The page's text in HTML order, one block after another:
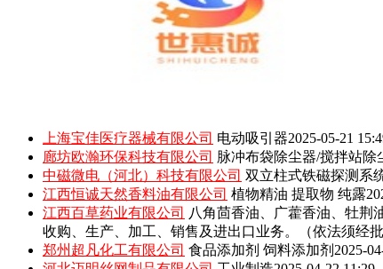
上海宝佳医疗器械有限公司 电动吸引器2025-05-21
廊坊欧瀚环保科技有限公司 脉冲布袋除尘器/搅拌站除
中磁微电（河北）科技有限公司 双立柱式铁磁探测系
江西恒诚天然香料油有限公司 植物精油 提取物 纯露
江西百草药业有限公司
八角茴香油、广藿香油、牡荆
收购、生产、加工、销售及进出口业务。（依法须经
郑州超凡化工有限公司 食品添加剂 饲料添加剂 2025-